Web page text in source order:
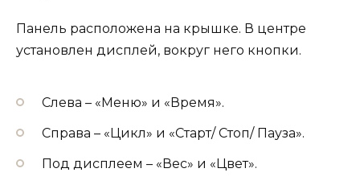
Панель расположена на крышке. В центре
установлен дисплей, вокруг него кнопки.
Слева – «Меню» и «Время».
Справа – «Цикл» и «Старт/ Стоп/ Пауза».
Под дисплеем – «Вес» и «Цвет».